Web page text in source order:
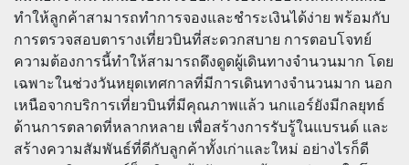
ทำให้ลูกค้าสามารถทำการจองและชำระเงินได้ง่าย พร้อมกับ
การตรวจสอบตารางเที่ยวบินที่สะดวกสบาย การตอบโจทย์
ความต้องการนี้ทำให้สามารถดึงดูดผู้เดินทางจำนวนมาก โดย
เฉพาะในช่วงวันหยุดเทศกาลที่มีการเดินทางจำนวนมาก นอก
เหนือจากบริการเที่ยวบินที่มีคุณภาพแล้ว นกแอร์ยังมีกลยุทธ์
ด้านการตลาดที่หลากหลาย เพื่อสร้างการรับรู้ในแบรนด์ และ
สร้างความสัมพันธ์ที่ดีกับลูกค้าทั้งเก่าและใหม่ อย่างไรก็ดี